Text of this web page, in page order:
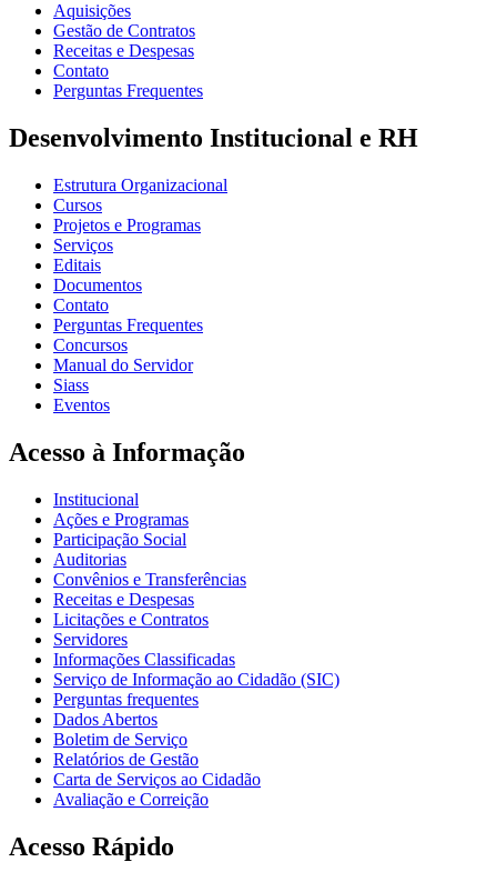
Aquisições
Gestão de Contratos
Receitas e Despesas
Contato
Perguntas Frequentes
Desenvolvimento Institucional e RH
Estrutura Organizacional
Cursos
Projetos e Programas
Serviços
Editais
Documentos
Contato
Perguntas Frequentes
Concursos
Manual do Servidor
Siass
Eventos
Acesso à Informação
Institucional
Ações e Programas
Participação Social
Auditorias
Convênios e Transferências
Receitas e Despesas
Licitações e Contratos
Servidores
Informações Classificadas
Serviço de Informação ao Cidadão (SIC)
Perguntas frequentes
Dados Abertos
Boletim de Serviço
Relatórios de Gestão
Carta de Serviços ao Cidadão
Avaliação e Correição
Acesso Rápido